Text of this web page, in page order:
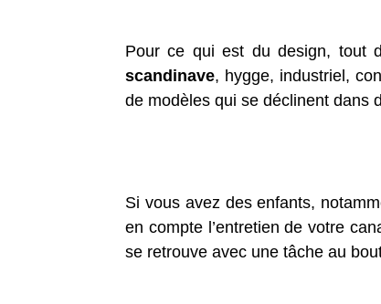
Pour ce qui est du design, tout
scandinave, hygge, industriel,
de modèles qui se déclinent dans
Si vous avez des enfants,
en compte l’entretien de votre
se retrouve avec une tâche au